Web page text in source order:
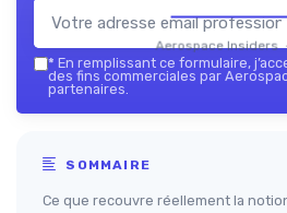
Aerospace Insiders
* En remplissant ce formulaire,
des fins commerciales par
partenaires.
SOMMAIRE
Ce que recouvre réellement la